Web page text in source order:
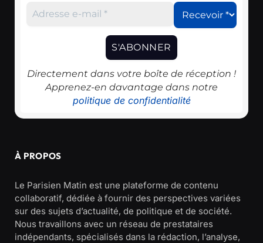
Directement dans votre boîte de réception !
Apprenez-en davantage dans notre
politique de confidentialité
À PROPOS
Le Parisien Matin est une plateforme de contenu
collaboratif, dédiée à fournir des perspectives variées
sur des sujets d’actualité, de politique et de société.
Nous travaillons avec un réseau de prestataires
indépendants, spécialisés dans la rédaction, l’analyse,